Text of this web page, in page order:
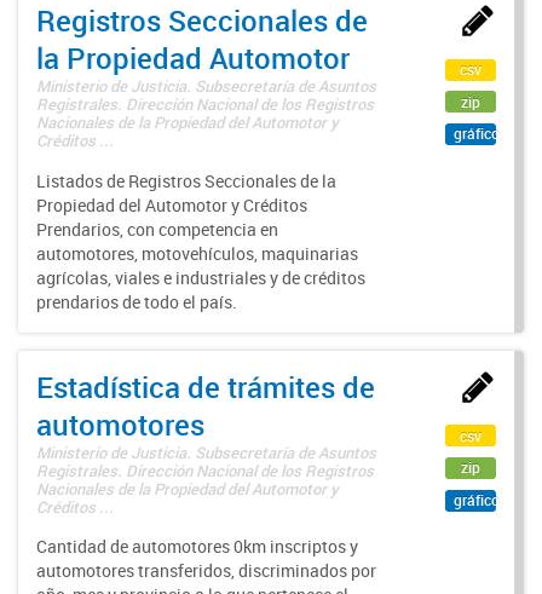
Registros Seccionales de
la Propiedad Automotor
Ministerio de Justicia. Subsecretaría de Asuntos
Registrales. Dirección Nacional de los Registros
Nacionales de la Propiedad del Automotor y
Créditos ...
Listados de Registros Seccionales de la
Propiedad del Automotor y Créditos
Prendarios, con competencia en
automotores, motovehículos, maquinarias
agrícolas, viales e industriales y de créditos
prendarios de todo el país.
csv
zip
gráfico
Estadística de trámites de
automotores
Ministerio de Justicia. Subsecretaría de Asuntos
Registrales. Dirección Nacional de los Registros
Nacionales de la Propiedad del Automotor y
Créditos ...
Cantidad de automotores 0km inscriptos y
automotores transferidos, discriminados por
csv
zip
gráfico